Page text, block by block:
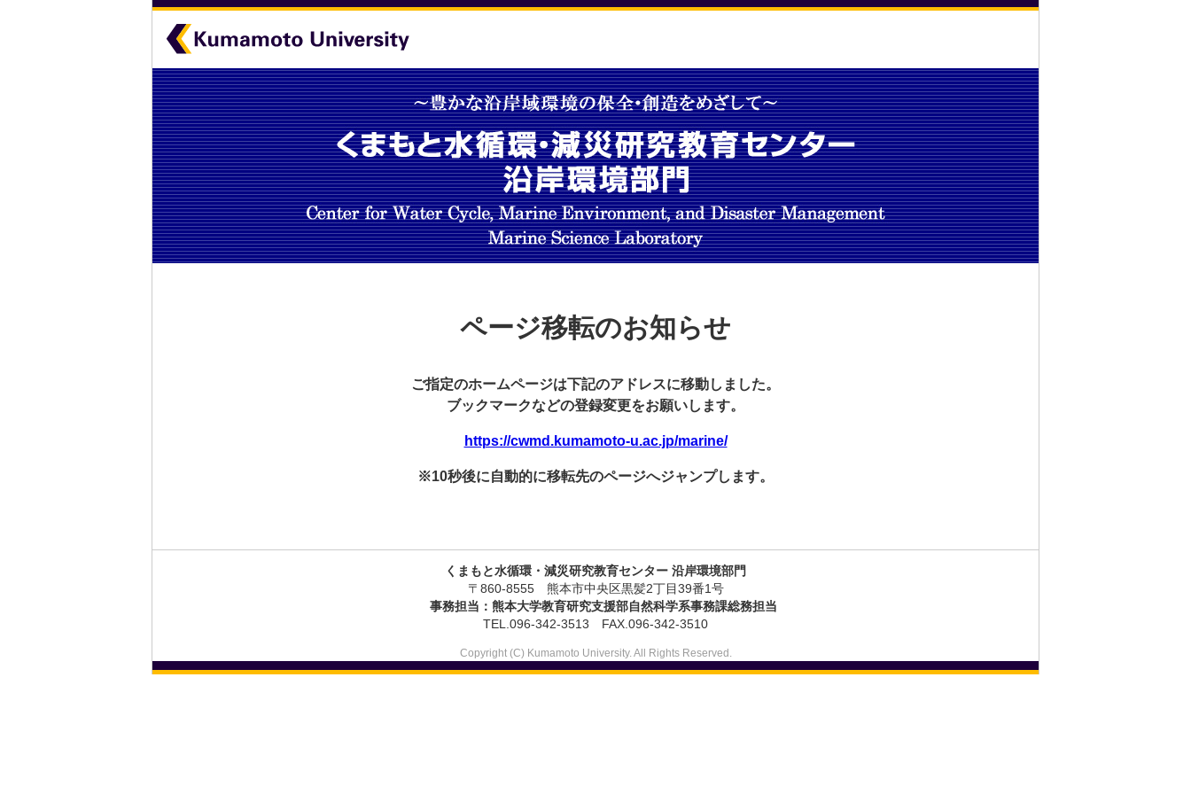
ページ移転のお知らせ
ご指定のホームページは下記のアドレスに移動しました。
ブックマークなどの登録変更をお願いします。
https://cwmd.kumamoto-u.ac.jp/marine/
※10秒後に自動的に移転先のページへジャンプします。
くまもと水循環・減災研究教育センター 沿岸環境部門
〒860-8555 熊本市中央区黒髪2丁目39番1号
事務担当：熊本大学教育研究支援部自然科学系事務課総務担当
TEL.096-342-3513 FAX.096-342-3510
Copyright (C) Kumamoto University. All Rights Reserved.